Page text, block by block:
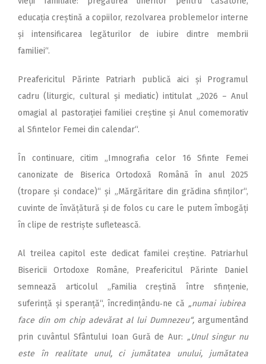
educația creștină a copiilor, rezolvarea problemelor interne
și intensificarea legăturilor de iubire dintre membrii
familiei“.
Preafericitul Părinte Patriarh publică aici și Programul
cadru (liturgic, cultural și mediatic) intitulat „2026 – Anul
omagial al pastorației familiei creștine și Anul comemorativ
al Sfintelor Femei din calendar“.
În continuare, citim „Imnografia celor 16 Sfinte Femei
canonizate de Biserica Ortodoxă Română în anul 2025
(tropare și condace)“ și „Mărgăritare din grădina sfinților“,
cuvinte de învățătură și de folos cu care le putem îmbogăți
în clipe de restriște sufletească.
Al treilea capitol este dedicat familei creștine. Patriarhul
Bisericii Ortodoxe Române, Preafericitul Părinte Daniel
semnează articolul „Familia creștină între sfințenie,
suferință și speranță“, încredințându‑ne că „numai iubirea
face din om chip adevărat al lui Dumnezeu“, argumentând
prin cuvântul Sfântului Ioan Gură de Aur: „Unul singur nu
este în realitate unul, ci jumătatea unului, jumătatea